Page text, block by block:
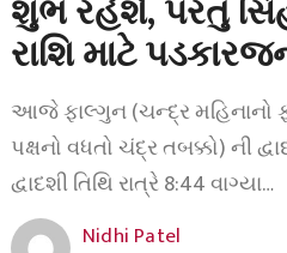
શુભ રહેશે, પરંતુ
રાશિ માટે
આજે ફાલ્ગુન (ચન્દ્ર મહિનાનો
પક્ષનો વધતો ચંદ્ર તબક્કો) ની
દ્વાદશી તિથિ રાત્રે 8:44 વાગ્યા…
Nidhi Patel